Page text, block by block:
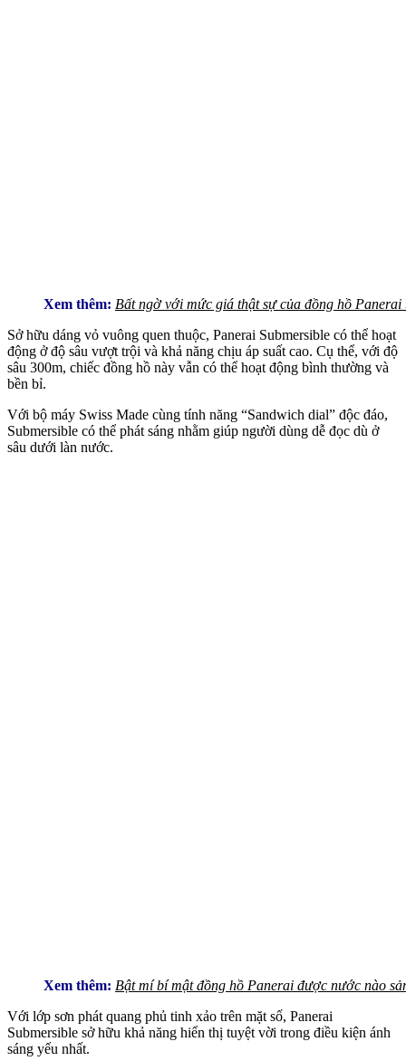
Xem thêm: Bất ngờ với mức giá thật sự của đồng hồ
Sở hữu dáng vỏ vuông quen thuộc, Panerai Submersible có thể hoạt
động ở độ sâu vượt trội và khả năng chịu áp suất cao. Cụ thể, với độ
sâu 300m, chiếc đồng hồ này vẫn có thể hoạt động bình thường và
bền bỉ.
Với bộ máy Swiss Made cùng tính năng “Sandwich dial” độc đáo,
Submersible có thể phát sáng nhằm giúp người dùng dễ đọc dù ở
sâu dưới làn nước.
Xem thêm: Bật mí bí mật đồng hồ Panerai được nước nào
Với lớp sơn phát quang phủ tinh xảo trên mặt số, Panerai
Submersible sở hữu khả năng hiển thị tuyệt vời trong điều kiện ánh
sáng yếu nhất.